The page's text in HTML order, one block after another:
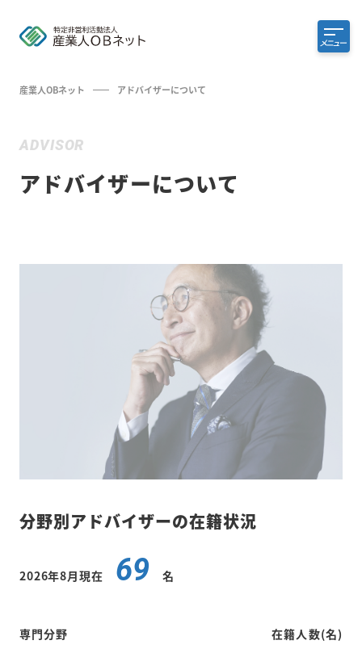
メニュー
産業人OBネット アドバイザーについて
ADVISOR
アドバイザーについて
分野別アドバイザーの在籍状況
2026年8月現在 69 名
専門分野 在籍人数(名)